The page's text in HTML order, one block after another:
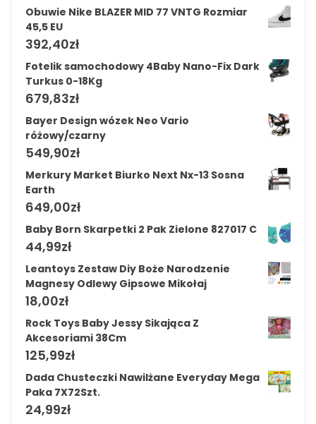
Obuwie Nike BLAZER MID 77 VNTG Rozmiar
45,5 EU
392,40zł
Fotelik samochodowy 4Baby Nano-Fix Dark
Turkus 0-18Kg
679,83zł
Bayer Design wózek Neo Vario
różowy/czarny
549,90zł
Merkury Market Biurko Next Nx-13 Sosna
Earth
649,00zł
Baby Born Skarpetki 2 Pak Zielone 827017 C
44,99zł
Leantoys Zestaw Diy Boże Narodzenie
Magnesy Odlewy Gipsowe Mikołaj
18,00zł
Rock Toys Baby Jessy Sikająca Z
Akcesoriami 38Cm
125,99zł
Dada Chusteczki Nawilżane Everyday Mega
Paka 7X72Szt.
24,99zł